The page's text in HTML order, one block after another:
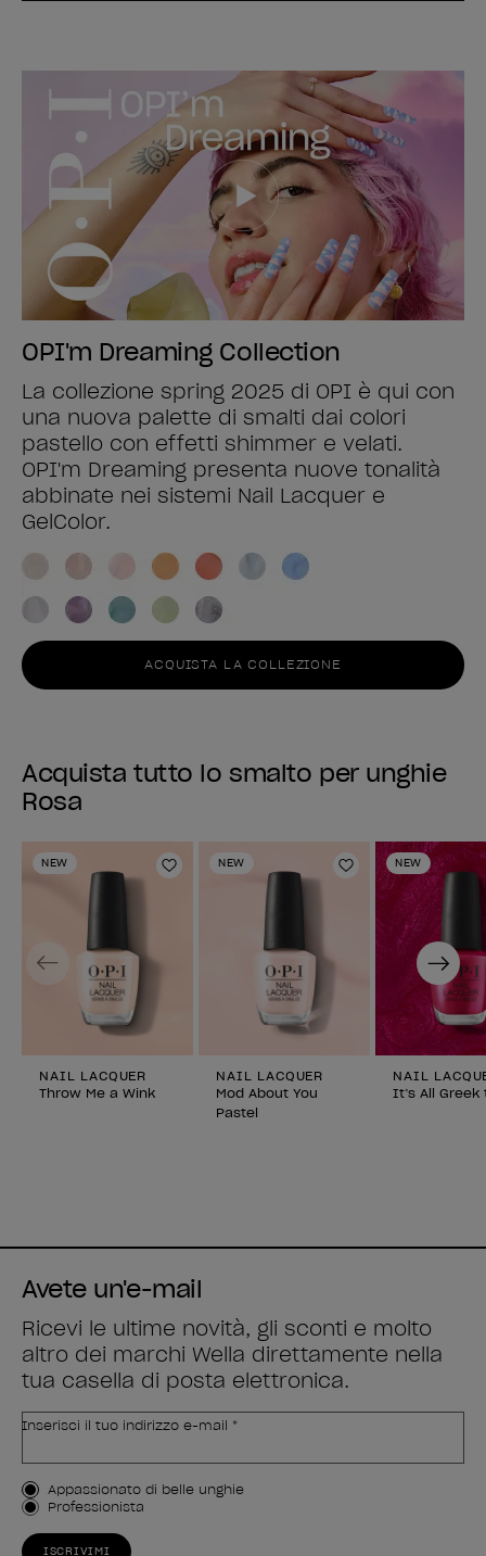
OPI'm Dreaming Collection
La collezione spring 2025 di OPI è qui con
una nuova palette di smalti dai colori
pastello con effetti shimmer e velati.
OPI'm Dreaming presenta nuove tonalità
abbinate nei sistemi Nail Lacquer e
GelColor.
ACQUISTA LA COLLEZIONE
Acquista tutto lo smalto per unghie
Rosa
NEW
Aggiungi alla lista dei desideri
NAIL LACQUER
Throw Me a Wink
NEW
Aggiungi alla
NAIL LACQUER
Mod About You
Pastel
NEW
NAIL
It’s All Greek
Previous Next
Avete un'e-mail
Ricevi le ultime novità, gli sconti e molto
altro dei marchi Wella direttamente nella
tua casella di posta elettronica.
Inserisci il tuo indirizzo e-mail *
Tipo di cliente
Appassionato di belle unghie
Professionista
ISCRIVIMI